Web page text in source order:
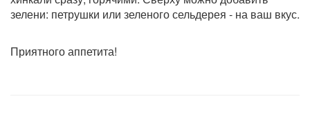
зелени: петрушки или зеленого сельдерея - на ваш вкус.
Приятного аппетита!